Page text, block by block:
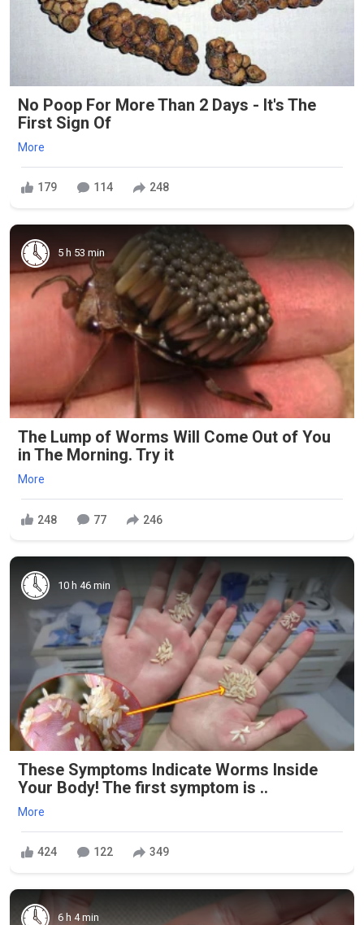
No Poop For More Than 2 Days - It's The
First Sign Of
More
179 114 248
5 h 53 min
The Lump of Worms Will Come Out of You
in The Morning. Try it
More
248 77 246
10 h 46 min
These Symptoms Indicate Worms Inside
Your Body! The first symptom is ..
More
424 122 349
6 h 4 min